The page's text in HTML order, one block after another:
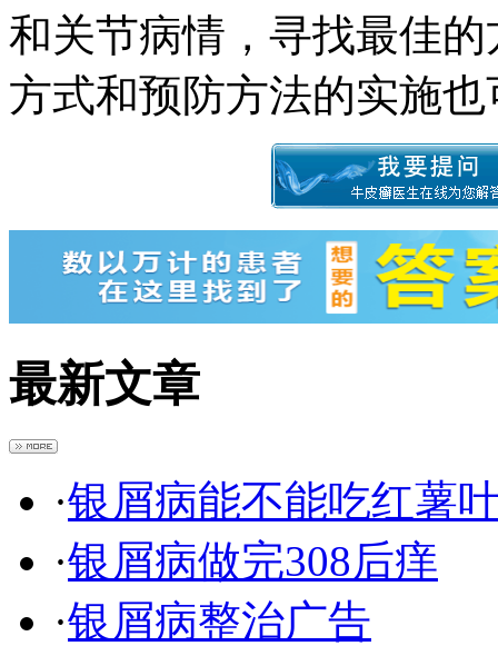
和关节病情，寻找最佳
方式和预防方法的实施
最新文章
·银屑病能不能吃红薯
·银屑病做完308后痒
·银屑病整治广告